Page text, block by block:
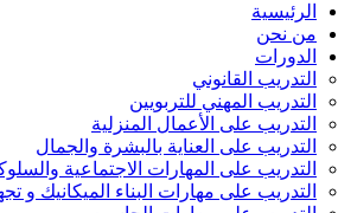
الرئيسية
من نحن
الدورات
التدريب القانوني
التدريب المهني للتربويين
التدريب على الأعمال المنزلية
التدريب على العناية بالبشرة والجمال
التدريب على المهارات الاجتماعية
التدريب على مهارات البناء الميكانيك و